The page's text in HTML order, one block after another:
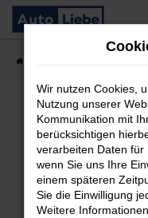
Zum
Hauptinhalt
Fehler:
Beim Laden ist ein
Hier sind ein paar
Überprüfe deine
Wir nutzen Cookies,
Nutzung unserer
Kommunikation mit
berücksichtigen
verarbeiten Daten für
wenn Sie uns Ihre
einem späteren
Sie die Einwilligung
Weitere